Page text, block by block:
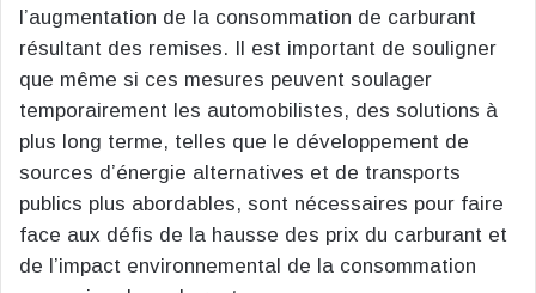
l’augmentation de la consommation de carburant
résultant des remises. Il est important de souligner
que même si ces mesures peuvent soulager
temporairement les automobilistes, des solutions à
plus long terme, telles que le développement de
sources d’énergie alternatives et de transports
publics plus abordables, sont nécessaires pour faire
face aux défis de la hausse des prix du carburant et
de l’impact environnemental de la consommation